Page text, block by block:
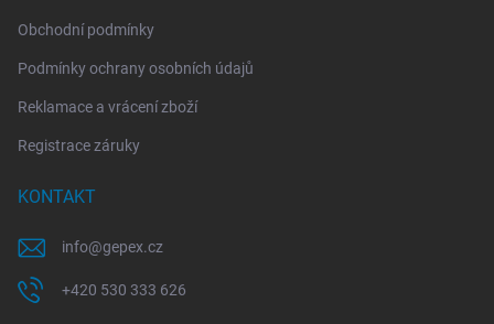
Obchodní podmínky
Podmínky ochrany osobních údajů
Reklamace a vrácení zboží
Registrace záruky
KONTAKT
info@gepex.cz
+420 530 333 626